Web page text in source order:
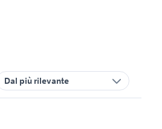
Dal più rilevante